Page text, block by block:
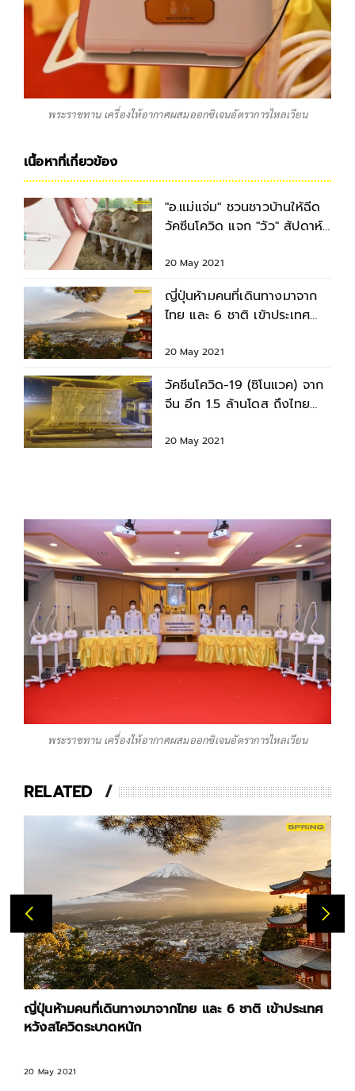
พระราชทาน เครื่องให้อากาศผสมออกซิเจนอัตราการไหลเวียน
เนื้อหาที่เกี่ยวข้อง
"อ.แม่แจ่ม" ชวนชาวบ้านให้ฉีด
วัคซีนโควิด แจก "วัว" สัปดาห์
20 May 2021
ญี่ปุ่นห้ามคนที่เดินทางมาจาก
ไทย และ 6 ชาติ เข้าประเทศ
20 May 2021
วัคซีนโควิด-19 (ซิโนแวค) จาก
จีน อีก 1.5 ล้านโดส ถึงไทย
20 May 2021
พระราชทาน เครื่องให้อากาศผสมออกซิเจนอัตราการไหลเวียน
RELATED
ญี่ปุ่นห้ามคนที่เดินทางมาจากไทย และ 6 ชาติ เข้าประเทศ
หวังสโควิดระบาดหนัก
20 May 2021